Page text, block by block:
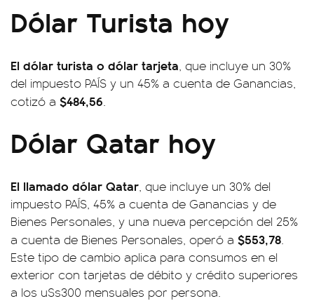
Dólar Turista hoy
El dólar turista o dólar tarjeta, que incluye un 30%
del impuesto PAÍS y un 45% a cuenta de Ganancias,
cotizó a $484,56.
Dólar Qatar hoy
El llamado dólar Qatar, que incluye un 30% del
impuesto PAÍS, 45% a cuenta de Ganancias y de
Bienes Personales, y una nueva percepción del 25%
a cuenta de Bienes Personales, operó a $553,78.
Este tipo de cambio aplica para consumos en el
exterior con tarjetas de débito y crédito superiores
a los u$s300 mensuales por persona.